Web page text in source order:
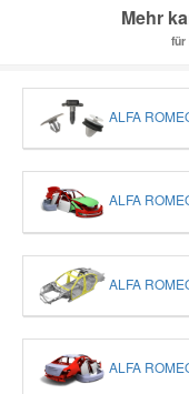
Mehr
für
ALFA
ALFA
ALFA
ALFA